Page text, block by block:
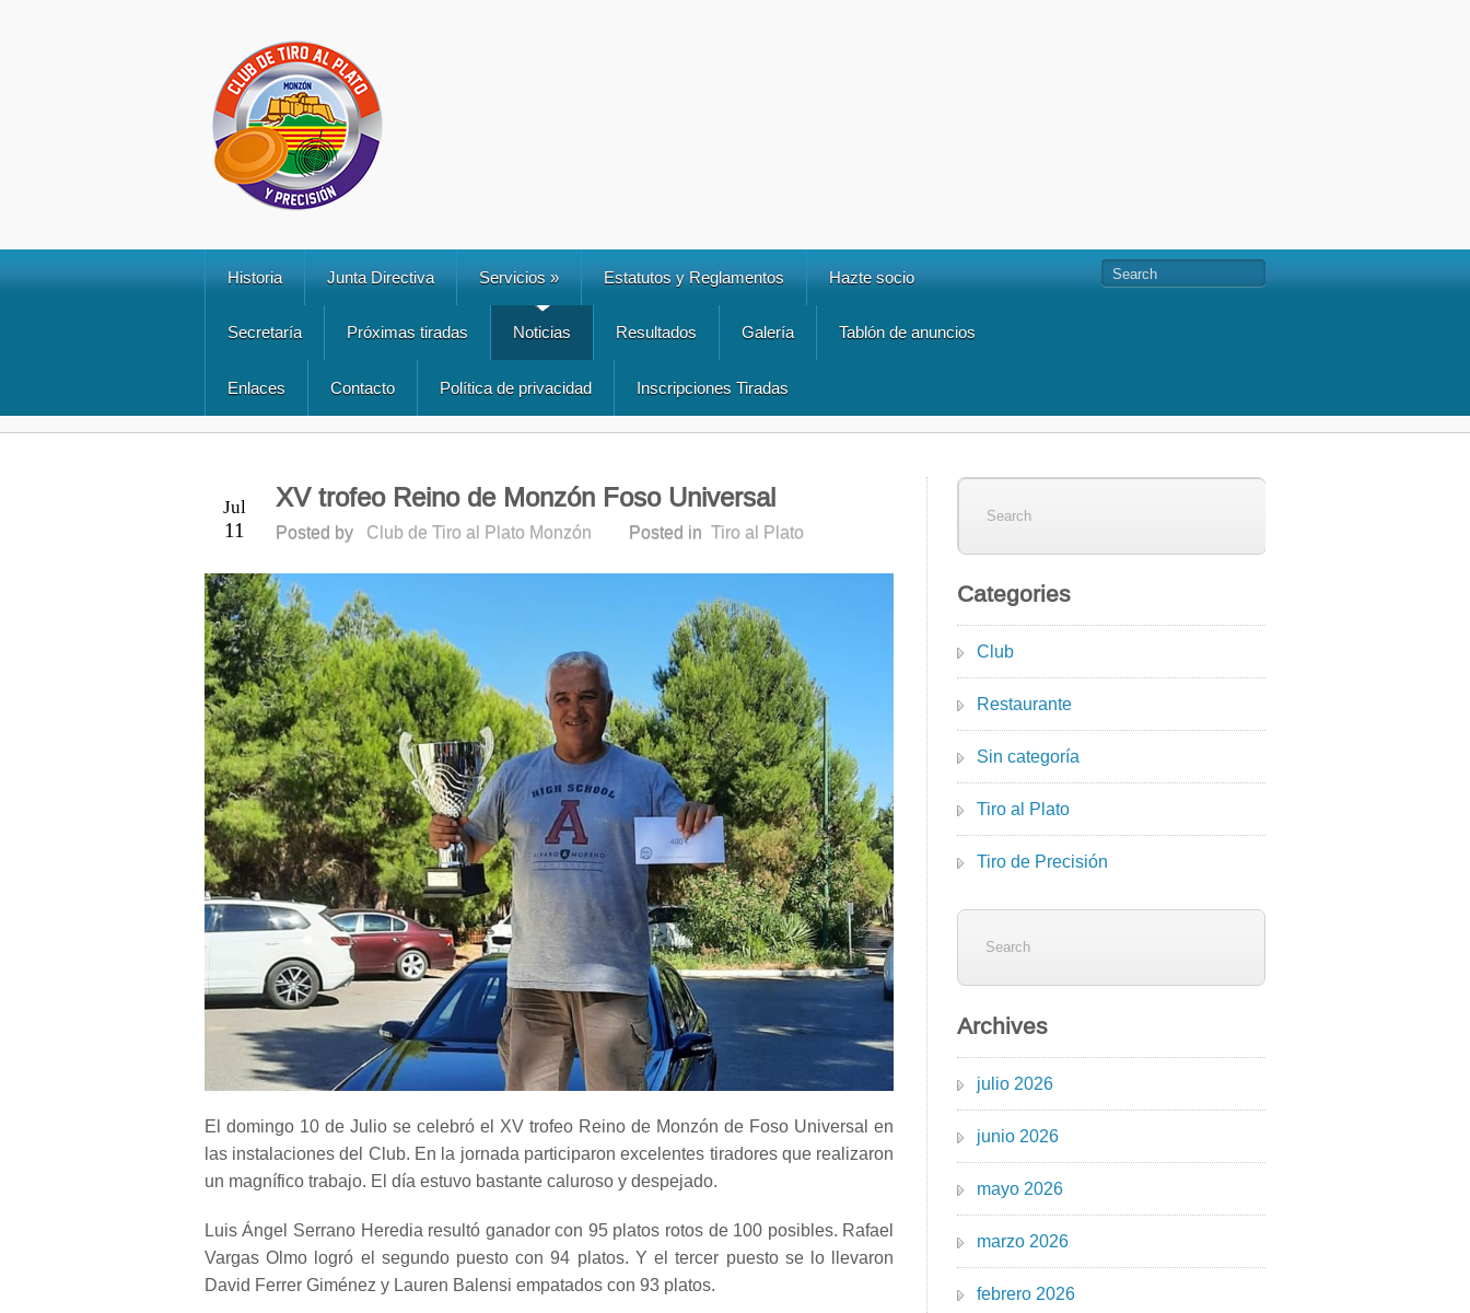
Historia Junta Directiva Servicios» Estatutos y Reglamentos Hazte socio
Secretaría Próximas tiradas Noticias Resultados Galería Tablón de anuncios
Enlaces Contacto Política de privacidad Inscripciones Tiradas
XV trofeo Reino de Monzón Foso Universal
Jul
11 Posted by Club de Tiro al Plato Monzón Posted in Tiro al Plato
El domingo 10 de Julio se celebró el XV trofeo Reino de Monzón de Foso Universal en
las instalaciones del Club. En la jornada participaron excelentes tiradores que realizaron
un magnífico trabajo. El día estuvo bastante caluroso y despejado.
Luis Ángel Serrano Heredia resultó ganador con 95 platos rotos de 100 posibles. Rafael
Vargas Olmo logró el segundo puesto con 94 platos. Y el tercer puesto se lo llevaron
David Ferrer Giménez y Lauren Balensi empatados con 93 platos.
Categories
Club
Restaurante
Sin categoría
Tiro al Plato
Tiro de Precisión
Archives
julio 2026
junio 2026
mayo 2026
marzo 2026
febrero 2026